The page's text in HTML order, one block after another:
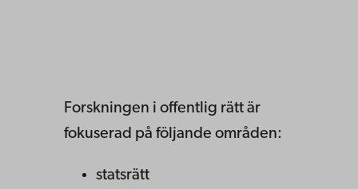
Forskningen i offentlig rätt är
fokuserad på följande områden:
statsrätt